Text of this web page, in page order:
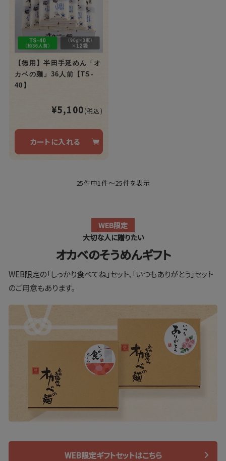
【徳用】半田手延めん「オ
カベの麺」36人前【TS-
40】
¥5,100(税込)
カートに入れる
25件中1件～25件を表示
WEB限定
⼤切な⼈に贈りたい
オカベのそうめんギフト
WEB限定の「しっかり⾷べてね」セット、「いつもありがとう」セット
のご⽤意もあります。
WEB限定ギフトセットはこちら